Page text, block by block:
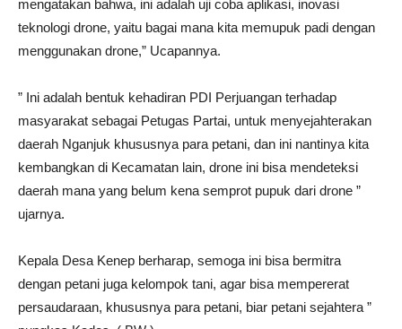
mengatakan bahwa, ini adalah uji coba aplikasi, inovasi
teknologi drone, yaitu bagai mana kita memupuk padi dengan
menggunakan drone,” Ucapannya.
” Ini adalah bentuk kehadiran PDI Perjuangan terhadap
masyarakat sebagai Petugas Partai, untuk menyejahterakan
daerah Nganjuk khususnya para petani, dan ini nantinya kita
kembangkan di Kecamatan lain, drone ini bisa mendeteksi
daerah mana yang belum kena semprot pupuk dari drone ”
ujarnya.
Kepala Desa Kenep berharap, semoga ini bisa bermitra
dengan petani juga kelompok tani, agar bisa mempererat
persaudaraan, khususnya para petani, biar petani sejahtera ”